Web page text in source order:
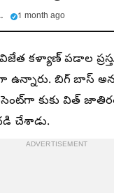
1 month ago
కళ్యాణ్ పడాల
ఉన్నారు. బిగ్ బాస్
కుకు విత్
చేశాడు.
ADVERTISEMENT